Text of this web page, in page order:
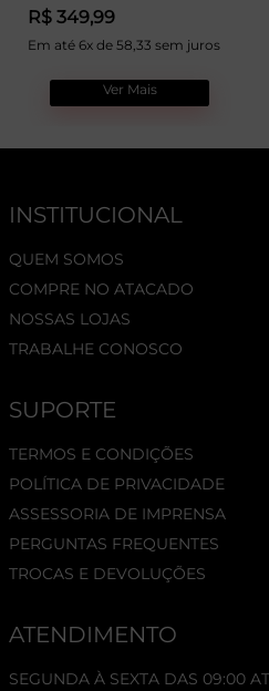
R$ 349,99
Em até 6x de 58,33 sem juros
Ver Mais
INSTITUCIONAL
QUEM SOMOS
COMPRE NO ATACADO
NOSSAS LOJAS
TRABALHE CONOSCO
SUPORTE
TERMOS E CONDIÇÕES
POLÍTICA DE PRIVACIDADE
ASSESSORIA DE IMPRENSA
PERGUNTAS FREQUENTES
TROCAS E DEVOLUÇÕES
ATENDIMENTO
SEGUNDA À SEXTA DAS 09:00